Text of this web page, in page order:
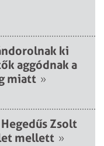
ki
aggódnak a
miatt »
Zsolt
mellett »